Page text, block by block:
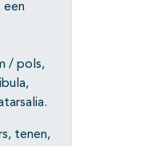
een
/ pols,
tenen,